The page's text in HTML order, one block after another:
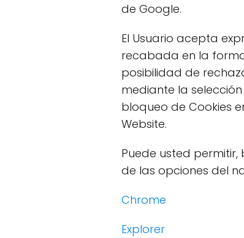
de Google.
El Usuario acepta
recabada en la
posibilidad de
mediante la
bloqueo de Cookies
Website.
Puede usted
de las opciones del
Chrome
Explorer